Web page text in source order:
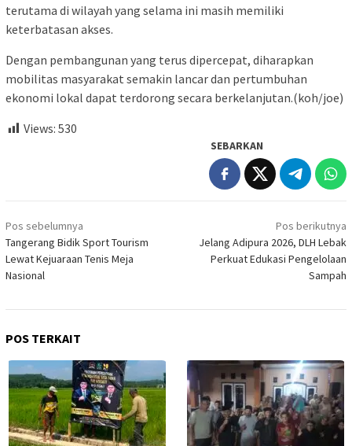
terutama di wilayah yang selama ini masih memiliki
keterbatasan akses.
Dengan pembangunan yang terus dipercepat, diharapkan
mobilitas masyarakat semakin lancar dan pertumbuhan
ekonomi lokal dapat terdorong secara berkelanjutan.(koh/joe)
Views: 530
SEBARKAN
Navigasi
pos
Pos sebelumnya
Tangerang Bidik Sport Tourism
Lewat Kejuaraan Tenis Meja
Nasional
Pos berikutnya
Jelang Adipura 2026, DLH Lebak
Perkuat Edukasi Pengelolaan
Sampah
POS TERKAIT